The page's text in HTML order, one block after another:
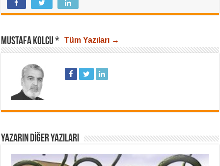
MUSTAFA KOLCU * Tüm Yazıları →
YAZARIN DIĞER YAZILARI